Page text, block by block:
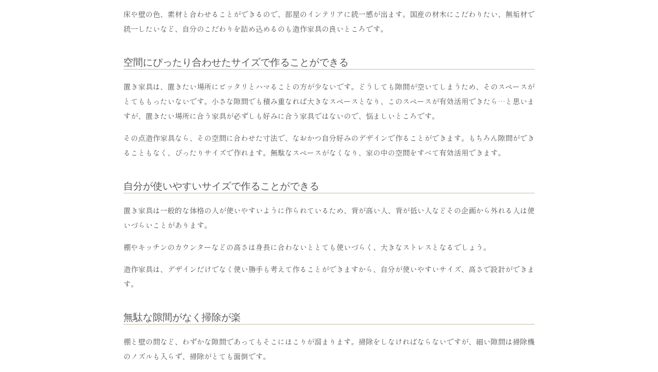
床や壁の色、素材と合わせることができるので、部屋のインテリアに統一感が出ます。国産の材木にこだわりたい、無垢材で
統一したいなど、自分のこだわりを詰め込めるのも造作家具の良いところです。
空間にぴったり合わせたサイズで作ることができる
置き家具は、置きたい場所にピッタリとハマることの方が少ないです。どうしても隙間が空いてしまうため、そのスペースが
とてももったいないです。小さな隙間でも積み重なれば大きなスペースとなり、このスペースが有効活用できたら…と思いま
すが、置きたい場所に合う家具が必ずしも好みに合う家具ではないので、悩ましいところです。
その点造作家具なら、その空間に合わせた寸法で、なおかつ自分好みのデザインで作ることができます。もちろん隙間ができ
ることもなく、ぴったりサイズで作れます。無駄なスペースがなくなり、家の中の空間をすべて有効活用できます。
自分が使いやすいサイズで作ることができる
置き家具は一般的な体格の人が使いやすいように作られているため、背が高い人、背が低い人などその企画から外れる人は使
いづらいことがあります。
棚やキッチンのカウンターなどの高さは身長に合わないととても使いづらく、大きなストレスとなるでしょう。
造作家具は、デザインだけでなく使い勝手も考えて作ることができますから、自分が使いやすいサイズ、高さで設計ができま
す。
無駄な隙間がなく掃除が楽
棚と壁の間など、わずかな隙間であってもそこにほこりが溜まります。掃除をしなければならないですが、細い隙間は掃除機
のノズルも入らず、掃除がとても面倒です。